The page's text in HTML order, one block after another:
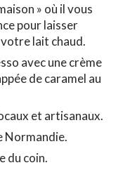
» où il vous
pour laisser
lait chaud.
avec une crème
de caramel au
et artisanaux.
Normandie.
du coin.